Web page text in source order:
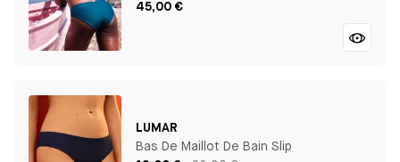
45,00 €
LUMAR
Bas De Maillot De Bain Slip